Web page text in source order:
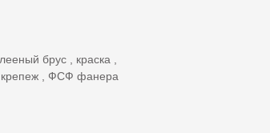
брус , краска ,
, ФСФ фанера